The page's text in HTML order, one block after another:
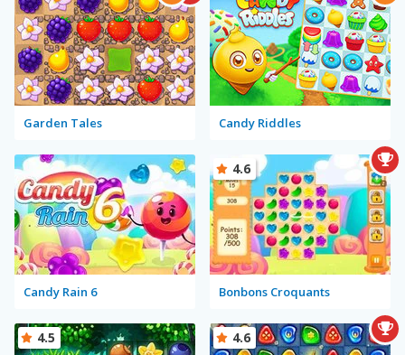
Garden Tales Candy Riddles
Candy Rain 6 Bonbons Croquants
4.6
4.5 4.6